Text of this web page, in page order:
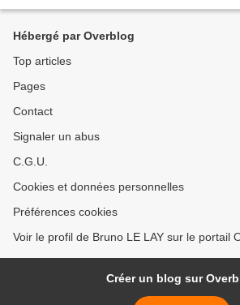
Hébergé par Overblog
Top articles
Pages
Contact
Signaler un abus
C.G.U.
Cookies et données personnelles
Préférences cookies
Voir le profil de Bruno LE LAY sur le portail
Créer un blog sur